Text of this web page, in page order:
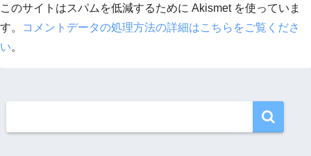
このサイトはスパムを低減するために Akismet を使っていま
す。
コメントデータの処理方法の詳細はこちらをご覧くださ
い。